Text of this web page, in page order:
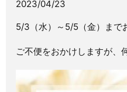
2023/04/23
5/3（水）～5/5（金）まで
ご不便をおかけしますが、